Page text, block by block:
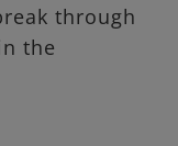
through
the